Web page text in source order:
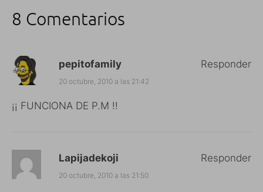
8 Comentarios
pepitofamily
20 octubre, 2010 a las 21:42
¡¡ FUNCIONA DE P.M !!
Responder
Lapijadekoji
20 octubre, 2010 a las 21:50
Responder